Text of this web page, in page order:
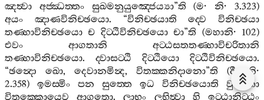
ඤත්‍වා
අජ‍්ඣත‍්තං සුඛමනුයුඤ‍්ජෙය්‍යා”ති (ම·නි· 3.323)
අයං
ඤාණවිනිච‍්ඡයො. “විනිච‍්ඡයාති ද‍්වෙ
විනිච‍්ඡයා
තණ‍්හාවිනිච‍්ඡයො ච දිට‍්ඨිවිනිච‍්ඡයො චා”ති (මහානි· 102)
එවං
ආගතානි
අට‍්ඨසතතණ‍්හාවිචරිතානි
තණ‍්හාවිනිච‍්ඡයො. ද‍්වාසට‍්ඨි දිට‍්ඨියො දිට‍්ඨිවිනිච‍්ඡයො.
“ඡන්‍දො ඛො, දෙවානමින්‍ද, විතක‍්කනිදානො”ති (දී · නි·
2.358) ඉමස‍්මිං පන සුත‍්තෙ ඉධ විනිච‍්ඡයොති
වුත‍්තො
විතක‍්කොයෙව
ආගතො.ලාභං ලභිත්‍වා හි ඉට‍්ඨානිට‍්ඨං